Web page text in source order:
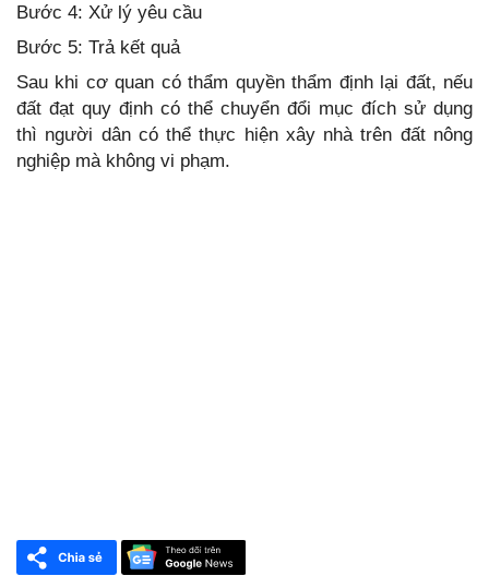
Bước 4: Xử lý yêu cầu
Bước 5: Trả kết quả
Sau khi cơ quan có thẩm quyền thẩm định lại đất, nếu
đất đạt quy định có thể chuyển đổi mục đích sử dụng
thì người dân có thể thực hiện xây nhà trên đất nông
nghiệp mà không vi phạm.